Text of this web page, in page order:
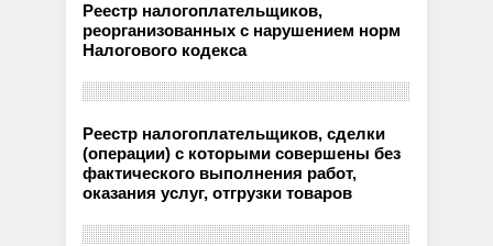
Реестр налогоплательщиков,
реорганизованных с нарушением норм
Налогового кодекса
Реестр налогоплательщиков, сделки
(операции) с которыми совершены без
фактического выполнения работ,
оказания услуг, отгрузки товаров